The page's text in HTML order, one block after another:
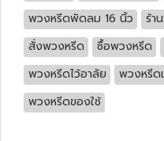
พวงหรีดพัดลม 16 นิ้ว
ร้า
สั่งพวงหรีด
ซื้อพวงหรีด
พวงหรีดไว้อาลัย
พวงหรีด
พวงหรีดของใช้